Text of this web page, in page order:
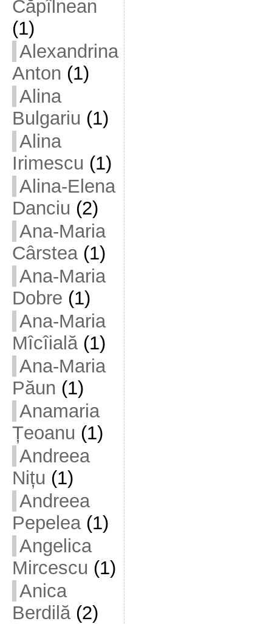
Căpîlnean
(1)
Alexandrina
Anton (1)
Alina
Bulgariu (1)
Alina
Irimescu (1)
Alina-Elena
Danciu (2)
Ana-Maria
Cârstea(1)
Ana-Maria
Dobre (1)
Ana-Maria
Mîcîială(1)
Ana-Maria
Păun (1)
Anamaria
Țeoanu (1)
Andreea
Nițu (1)
Andreea
Pepelea(1)
Angelica
Mircescu (1)
Anica
Berdilă(2)